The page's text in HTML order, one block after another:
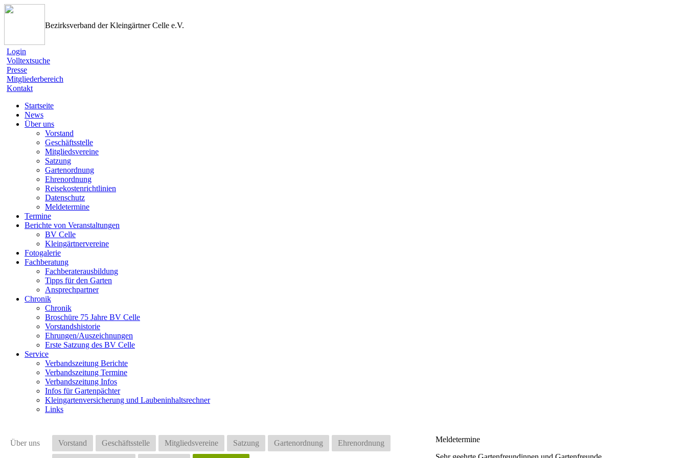
Bezirksverband der Kleingärtner Celle e.V.
Login
Volltextsuche
Presse
Mitgliederbereich
Kontakt
Startseite
News
Über uns
Vorstand
Geschäftsstelle
Mitgliedsvereine
Satzung
Gartenordnung
Ehrenordnung
Reisekostenrichtlinien
Datenschutz
Meldetermine
Termine
Berichte von Veranstaltungen
BV Celle
Kleingärtnervereine
Fotogalerie
Fachberatung
Fachberaterausbildung
Tipps für den Garten
Ansprechpartner
Chronik
Chronik
Broschüre 75 Jahre BV Celle
Vorstandshistorie
Ehrungen/Auszeichnungen
Erste Satzung des BV Celle
Service
Verbandszeitung Berichte
Verbandszeitung Termine
Verbandszeitung Infos
Infos für Gartenpächter
Kleingartenversicherung und Laubeninhaltsrechner
Links
Über uns Vorstand Geschäftsstelle Mitgliedsvereine Satzung Gartenordnung Ehrenordnung
Meldetermine